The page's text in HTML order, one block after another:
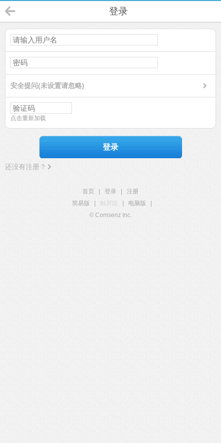
登录
安全提问(未设置请忽略)
点击重新加载
登录
还没有注册？
首页 登录
注册
简易版
触屏版 电脑版
© Comsenz Inc.